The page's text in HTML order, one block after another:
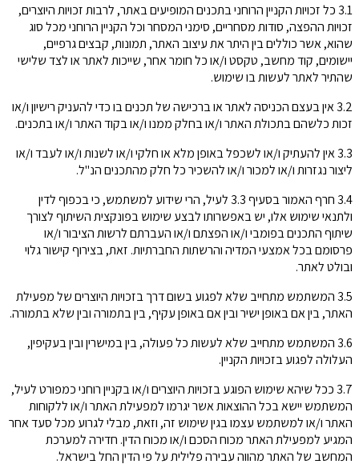
3.1 כל זכויות הקניין הרוחני בתכנים המופיעים באתר, לרבות זכויות היוצרים,
זכויות ההפצה, סודות מסחריים, סימני המסחר וכל הקניין הרוחני מכל סוג
שהוא, אשר כוללים בין היתר את עיצוב האתר, תמונות, קבצים גרפיים,
יישומים, קוד מחשב, טקסט ו/או כל חומר אחר, שייכות לאתר או לצד שלישי
שהתיר לאתר לעשות בו שימוש.
3.2 אין בעצם הכניסה לאתר או ברכישה של תכנים בו כדי להעניק רישיון ו/או
זכות כלשהם בתכולת האתר ו/או בחלק ממנו ו/או בקוד האתר ו/או בתכנים.
3.3 אין להעתיק ו/או לשכפל באופן מלא או חלקי ו/או לשנות ו/או לעבד ו/או
ליצור נגזרות ו/או למכור ו/או להשכיר כל חלק מהתכנים הנ"ל.
3.4 חרף האמור בסעיף 3.3 לעיל, הרי שידוע למשתמש, כי בכפוף לדין
ולתנאי שימוש אלו, יש באפשרותו לבצע שימוש בפונקצית השיתוף לצורך
שיתוף התכנים בפומבי ו/או הפצתם ו/או העברתם לרשות הציבור ו/או
פרסומם בכל אמצעי המדיה והרשתות החברתיות. זאת, בצירוף קישור גלוי
ובולט לאתר.
3.5 המשתמש מתחייב שלא לפגוע בשום דרך בזכויות היוצרים של מפעילת
האתר, בין אם באופן ישיר ובין אם באופן עקיף, בין בתמורה ובין שלא בתמורה.
3.6 המשתמש מתחייב שלא לעשות כל פעולה, בין במישרין ובין בעקיפין,
העלולה לפגוע בזכויות הקניין.
3.7 ככל שיהא שימוש הפוגע בזכויות היוצרים ו/או בקניין רוחני כמפורט לעיל,
המשתמש יישא בכל ההוצאות אשר יגרמו למפעילת האתר ו/או ללקוחות
האתר ו/או למשתמש עצמו בגין שימוש זה, וזאת, מבלי לגרוע מכל סעד אחר
המגיע למפעילת האתר מכוח הסכם ו/או מכוח הדין. חדירה למערכת
המחשב של האתר מהווה עבירה פלילית על פי הדין החל בישראל.